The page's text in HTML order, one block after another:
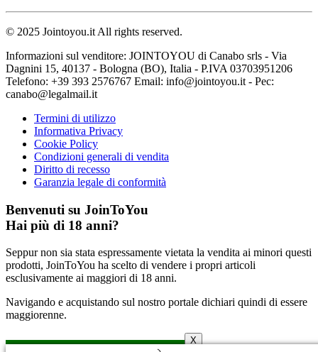
© 2025 Jointoyou.it All rights reserved.
Informazioni sul venditore: JOINTOYOU di Canabo srls - Via
Dagnini 15, 40137 - Bologna (BO), Italia - P.IVA 03703951206
Telefono: ‪+39 393 2576767‬ Email: info@jointoyou.it - Pec:
canabo@legalmail.it
Termini di utilizzo
Informativa Privacy
Cookie Policy
Condizioni generali di vendita
Diritto di recesso
Garanzia legale di conformità
Benvenuti su JoinToYou
Hai più di 18 anni?
Seppur non sia stata espressamente vietata la vendita ai minori questi
prodotti, JoinToYou ha scelto di vendere i propri articoli
esclusivamente ai maggiori di 18 anni.
Navigando e acquistando sul nostro portale dichiari quindi di essere
maggiorenne.
X